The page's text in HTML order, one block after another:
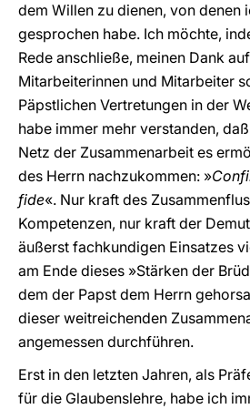
dem Willen zu dienen, von denen
gesprochen habe. Ich möchte,
Rede anschließe, meinen Dank
Mitarbeiterinnen und Mitarbeiter
Päpstlichen Vertretungen in der
habe immer mehr verstanden,
Netz der Zusammenarbeit es
des Herrn nachzukommen: »
fide«. Nur kraft des
Kompetenzen, nur kraft der
äußerst fachkundigen Einsatzes
am Ende dieses »Stärken der
dem der Papst dem Herrn
dieser weitreichenden
angemessen durchführen.
Erst in den letzten Jahren, als
für die Glaubenslehre, habe ich